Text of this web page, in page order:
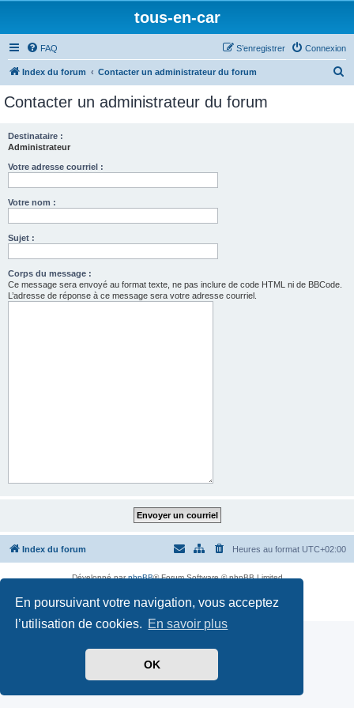
En poursuivant votre navigation, vous acceptez
l’utilisation de cookies. En savoir plus
OK
tous-en-car
FAQ Connexion
S’enregistrer
Index du forum Contacter un administrateur du forum
Contacter un administrateur du forum
Destinataire :
Administrateur
Votre adresse courriel :
Votre nom :
Sujet :
Corps du message :
Ce message sera envoyé au format texte, ne pas inclure de code HTML ni de BBCode.
L’adresse de réponse à ce message sera votre adresse courriel.
Index du forum Heures au format UTC+02:00
Développé parphpBB® Forum Software © phpBB Limited
Confidentialité| Conditions